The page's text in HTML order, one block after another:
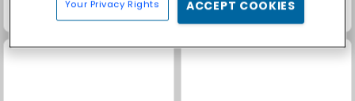
Heroes of Myths
Your Privacy Rights ACCEPT COOKIES